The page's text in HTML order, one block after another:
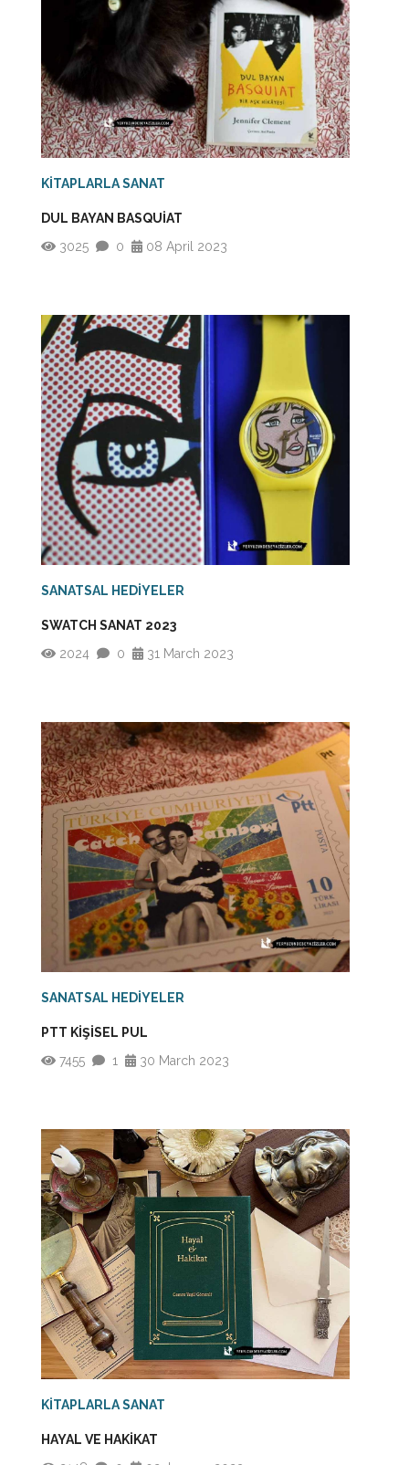
KİTAPLARLA SANAT
DUL BAYAN BASQUİAT
3025
0 08 April 2023
SANATSAL HEDİYELER
SWATCH SANAT 2023
2024
0 31 March 2023
SANATSAL HEDİYELER
PTT KİŞİSEL PUL
7455
1 30 March 2023
KİTAPLARLA SANAT
HAYAL VE HAKİKAT